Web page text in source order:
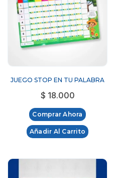
JUEGO STOP EN TU PALABRA
$ 18.000
Comprar Ahora
Añadir Al Carrito